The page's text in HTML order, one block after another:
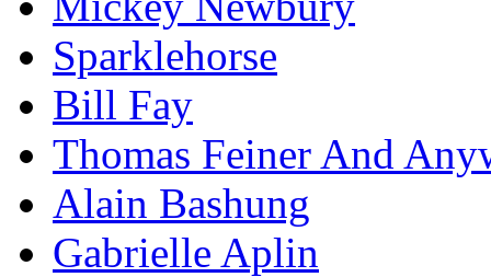
Sparklehorse
Bill Fay
Thomas Feiner And
Alain Bashung
Gabrielle Aplin